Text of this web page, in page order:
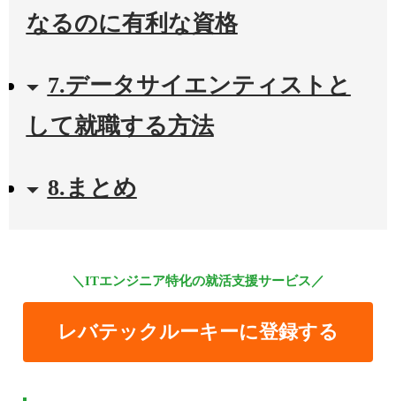
なるのに有利な資格
7.データサイエンティストと
して就職する方法
8.まとめ
＼ITエンジニア特化の就活支援サービス／
レバテックルーキーに登録する